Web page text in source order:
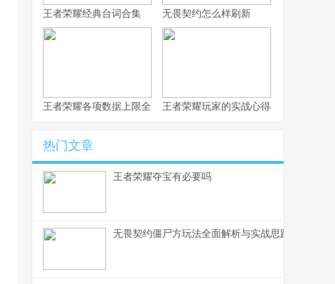
王者荣耀经典台词合集 无畏契约怎么样刷新
王者荣耀各项数据上限全面解析王者荣耀玩家的实战心得与进阶思路
热门文章
王者荣耀夺宝有必要吗
无畏契约僵尸方玩法全面解析与实战思路